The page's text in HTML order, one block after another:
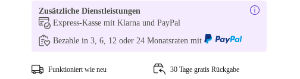
Zusätzliche Dienstleistungen
Express-Kasse mit Klarna und PayPal
Bezahle in 3, 6, 12 oder 24 Monatsraten mit
Funktioniert wie neu 30 Tage gratis Rückgabe